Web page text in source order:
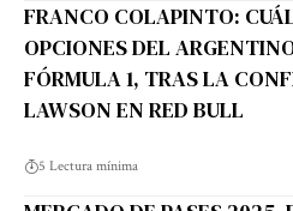
FRANCO COLAPINTO:
OPCIONES DEL
FÓRMULA 1, TRAS LA
LAWSON EN RED BULL
5 Lectura mínima